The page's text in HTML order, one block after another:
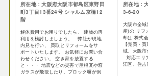
所在地：大阪府大阪市都島区東野田
町3丁目13番24号 シャルム京橋12
階
解体費用でお困りでしたら、 建物の再
利用を検討しましょう。 弊社が現地
内見を行い、 買取とリフォームをサ
ポートいたします。 お気軽にお問い合
わせください。 空き家を放置する
と・・・ 地震などの災害で屋根瓦や窓
ガラスが飛散したり、ブロック塀が倒
所在地：
3-6-20
大阪市全
産)の リフ
却は 株式
【売買・
域、大阪
対応エリ
江区、住